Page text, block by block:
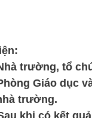
tổ chức
Giáo dục và
trường.